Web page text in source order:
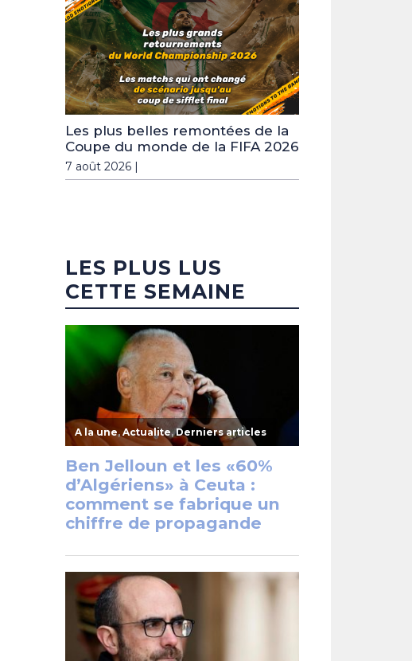
Les plus belles remontées de la
Coupe du monde de la FIFA 2026
7 août 2026 |
LES PLUS LUS
CETTE SEMAINE